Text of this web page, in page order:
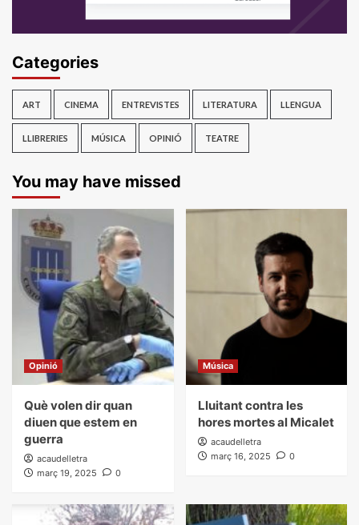
Categories
ART CINEMA ENTREVISTES LITERATURA LLENGUA
LLIBRERIES MÚSICA OPINIÓ TEATRE
You may have missed
Opinió
Què volen dir quan
diuen que estem en
guerra
acaudelletra
març 19, 2025
0
Música
Lluitant contra les
hores mortes al Micalet
acaudelletra
març 16, 2025
0